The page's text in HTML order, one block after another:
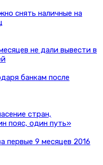
снять наличные на
не дали вывести в
банкам после
стран,
пояс, один путь»
первые 9 месяцев 2016